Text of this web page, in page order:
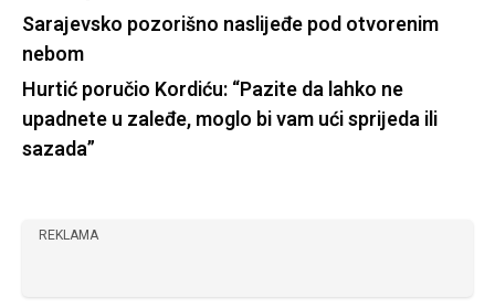
Sarajevsko pozorišno naslijeđe pod otvorenim
nebom
Hurtić poručio Kordiću: “Pazite da lahko ne
upadnete u zaleđe, moglo bi vam ući sprijeda ili
sazada”
REKLAMA